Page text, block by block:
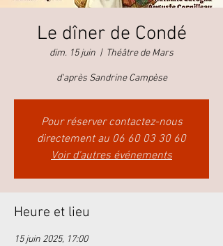
Le dîner de Condé
dim. 15 juin
  |
Théâtre de Mars
d'après Sandrine Campèse
Pour réserver contactez-nous
directement au 06 60 03 30 60
Voir d'autres événements
Heure et lieu
15 juin 2025, 17:00